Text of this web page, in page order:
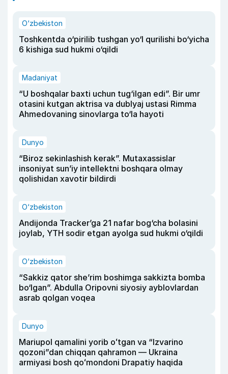
O‘zbekiston
Toshkentda o‘pirilib tushgan yo‘l qurilishi bo‘yicha
6 kishiga sud hukmi o‘qildi
Madaniyat
“U boshqalar baxti uchun tug‘ilgan edi”. Bir umr
otasini kutgan aktrisa va dublyaj ustasi Rimma
Ahmedovaning sinovlarga to‘la hayoti
Dunyo
“Biroz sekinlashish kerak”. Mutaxassislar
insoniyat sun’iy intellektni boshqara olmay
qolishidan xavotir bildirdi
O‘zbekiston
Andijonda Tracker’ga 21 nafar bog‘cha bolasini
joylab, YTH sodir etgan ayolga sud hukmi o‘qildi
O‘zbekiston
“Sakkiz qator she’rim boshimga sakkizta bomba
bo‘lgan”. Abdulla Oripovni siyosiy ayblovlardan
asrab qolgan voqea
Dunyo
Mariupol qamalini yorib oʻtgan va “Izvarino
qozoni”dan chiqqan qahramon — Ukraina
armiyasi bosh qoʻmondoni Drapatiy haqida